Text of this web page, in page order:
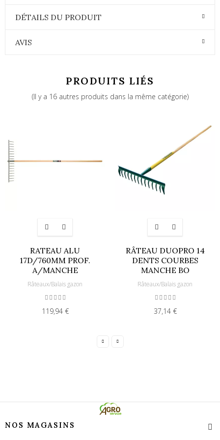
DÉTAILS DU PRODUIT
AVIS
PRODUITS LIÉS
(Il y a 16 autres produits dans la même catégorie)
RATEAU ALU
17D/760MM PROF.
A/MANCHE
Râteaux/Balais gazon
119,94 €
RÂTEAU DUOPRO 14
DENTS COURBES
MANCHE BO
Râteaux/Balais gazon
37,14 €
NOS MAGASINS